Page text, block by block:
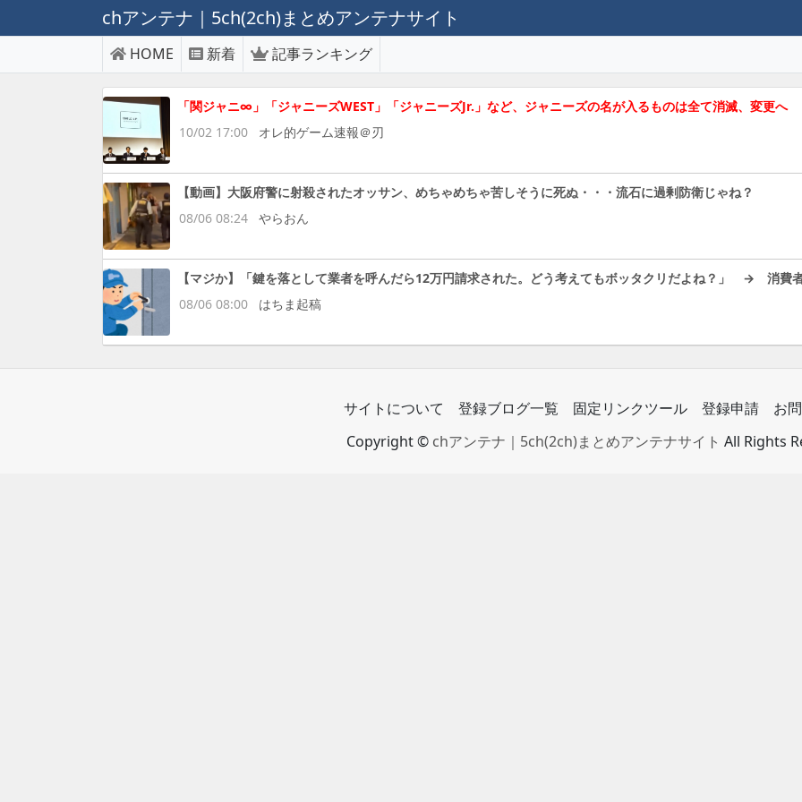
chアンテナ｜5ch(2ch)まとめアンテナサイト
HOME 新着 記事ランキング
「関ジャニ∞」「ジャニーズWEST」「ジャニーズJr.」など、ジャニーズの名が入るものは全て消滅、変更へ
10/02 17:00
オレ的ゲーム速報＠刃
【動画】大阪府警に射殺されたオッサン、めちゃめちゃ苦しそうに死ぬ・・・流石に過剰防衛じゃね？
08/06 08:24
やらおん
【マジか】「鍵を落として業者を呼んだら12万円請求された。どう考えてもボッタクリだよね？」 → 消費
08/06 08:00
はちま起稿
サイトについて 登録ブログ一覧 固定リンクツール 登録申請
お
Copyright © chアンテナ｜5ch(2ch)まとめアンテナサイト All Rights